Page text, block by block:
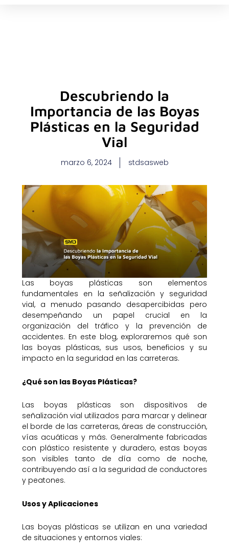
Descubriendo la
Importancia de las Boyas
Plásticas en la Seguridad
Vial
marzo 6, 2024 stdsasweb
Las boyas plásticas son elementos
fundamentales en la señalización y seguridad
vial, a menudo pasando desapercibidas pero
desempeñando un papel crucial en la
organización del tráfico y la prevención de
accidentes. En este blog, exploraremos qué son
las boyas plásticas, sus usos, beneficios y su
impacto en la seguridad en las carreteras.
¿Qué son las Boyas Plásticas?
Las boyas plásticas son dispositivos de
señalización vial utilizados para marcar y delinear
el borde de las carreteras, áreas de construcción,
vías acuáticas y más. Generalmente fabricadas
con plástico resistente y duradero, estas boyas
son visibles tanto de día como de noche,
contribuyendo así a la seguridad de conductores
y peatones.
Usos y Aplicaciones
Las boyas plásticas se utilizan en una variedad
de situaciones y entornos viales: